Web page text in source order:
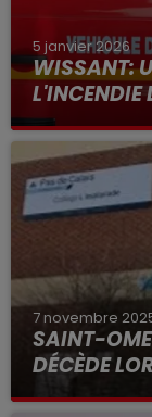
5 janvier 2026
WISSANT:
L'INCENDIE
7 novembre
SAINT-
DÉCÈDE